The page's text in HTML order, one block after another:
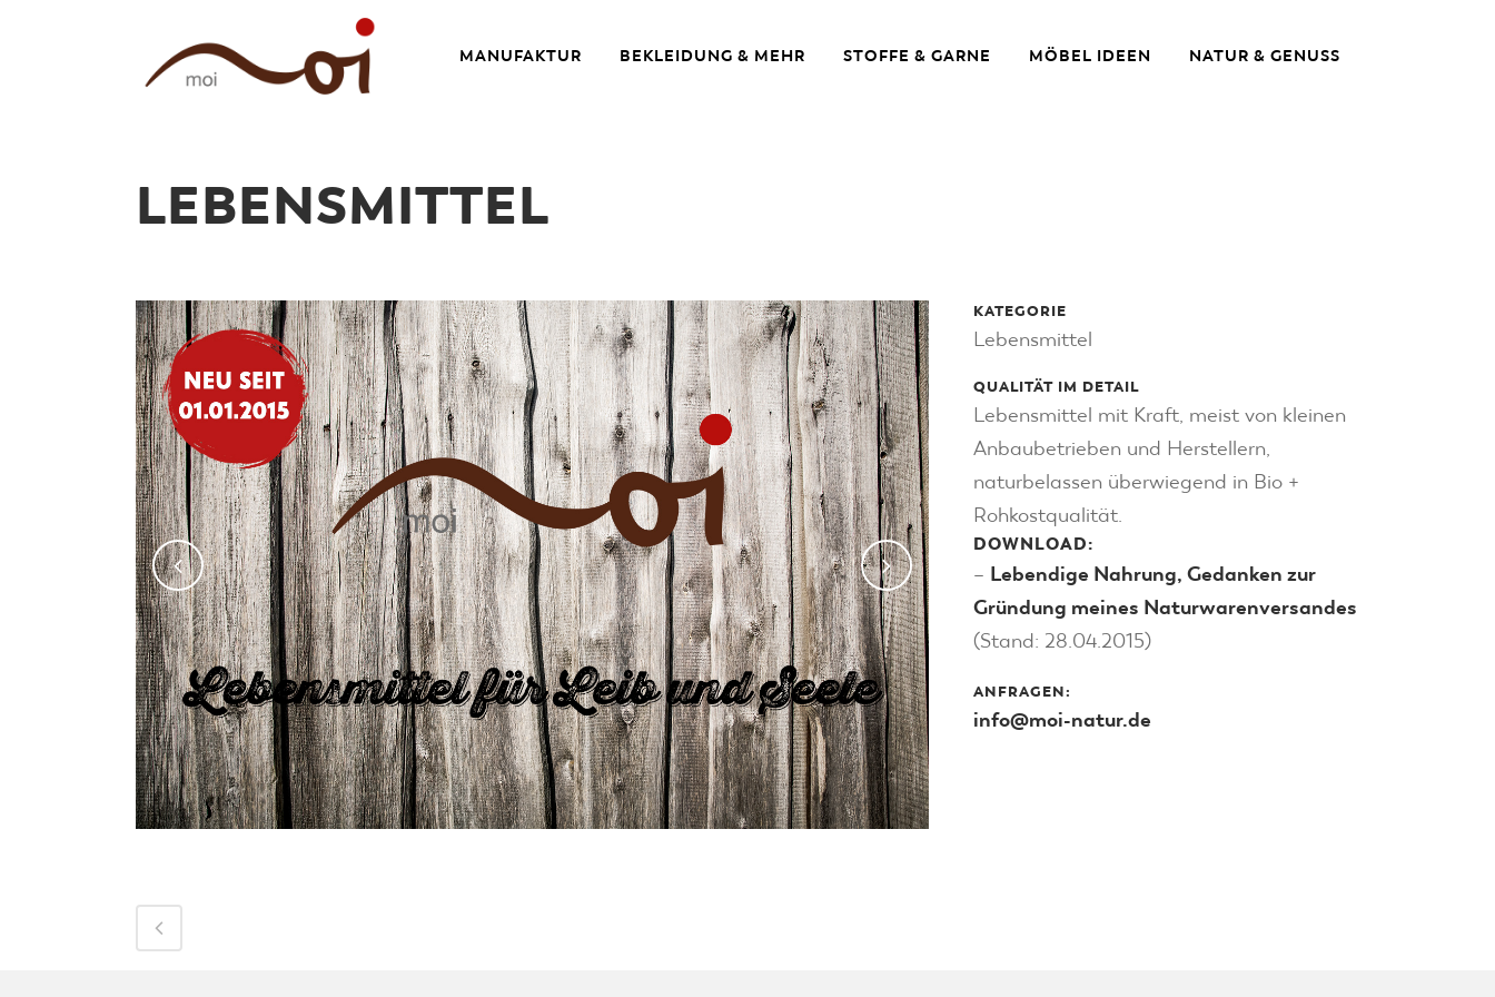
MANUFAKTUR BEKLEIDUNG & MEHR STOFFE & GARNE MÖBEL IDEEN NATUR & GENUSS
LEBENSMITTEL
KATEGORIE
Lebensmittel
QUALITÄT IM DETAIL
Lebensmittel mit Kraft, meist von kleinen
Anbaubetrieben und Herstellern,
naturbelassen überwiegend in Bio +
Rohkostqualität.
DOWNLOAD:
– Lebendige Nahrung, Gedanken zur
Gründung meines Naturwarenversandes
(Stand: 28.04.2015)
ANFRAGEN:
info@moi-natur.de